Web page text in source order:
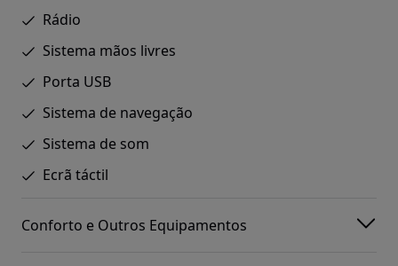
Rádio
Sistema mãos livres
Porta USB
Sistema de navegação
Sistema de som
Ecrã táctil
Conforto e Outros Equipamentos